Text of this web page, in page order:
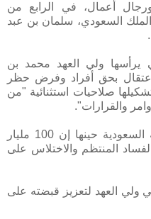
أعمال، في الرابع من
السعودي، سلمان بن عبد
يرأسها ولي العهد محمد بن
بحق أفراد وفرض حظر
صلاحيات استثنائية "من
والقرارات".
وقال النائب العام للمملكة العربية السعودية حينها إن 100 مليار
المنتظم والاختلاس على
ولي العهد لتعزيز قبضته على